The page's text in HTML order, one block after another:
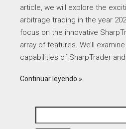
article, we will explore the
arbitrage trading in the year
focus on the innovative
array of features. We’ll
capabilities of SharpTrader
Continuar leyendo